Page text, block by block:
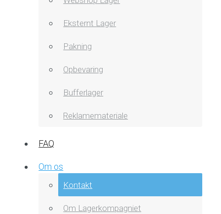
Eksternt Lager
Pakning
Opbevaring
Bufferlager
Reklamemateriale
FAQ
Om os
Kontakt
Om Lagerkompagniet